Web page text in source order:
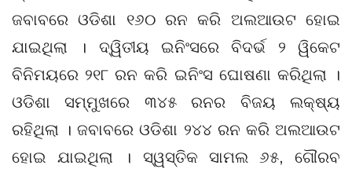
ଜବାବରେ ଓଡିଶା ୧୬୦ ରନ କରି ଅଲଆଉଟ ହୋଇ
ଯାଇଥିଲା । ଦ୍ୱିତୀୟ ଇନିଂସରେ ବିଦର୍ଭ ୨ ୱିକେଟ
ବିନିମୟରେ ୨୧୮ ରନ କରି ଇନିଂସ ଘୋଷଣା କରିଥିଲା ।
ଓଡିଶା ସମ୍ମୁଖରେ ୩୪୫ ରନର ବିଜୟ ଲକ୍ଷ୍ୟ
ରହିଥିଲା । ଜବାବରେ ଓଡିଶା ୨୪୪ ରନ କରି ଅଲଆଉଟ
ହୋଇ ଯାଇଥିଲା । ସ୍ୱସ୍ତିକ ସାମଲ ୬୫, ଗୌରବ